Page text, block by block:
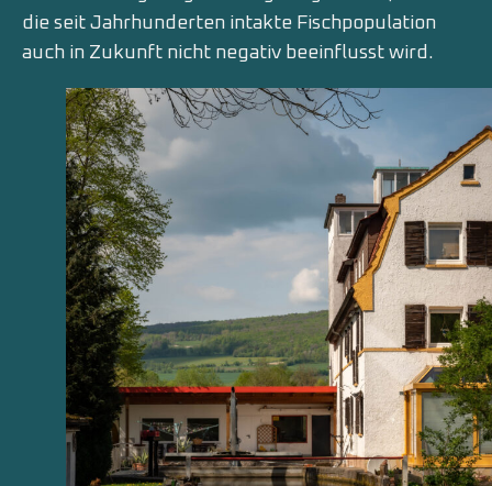
die seit Jahrhunderten intakte Fischpopulation
auch in Zukunft nicht negativ beeinflusst wird.